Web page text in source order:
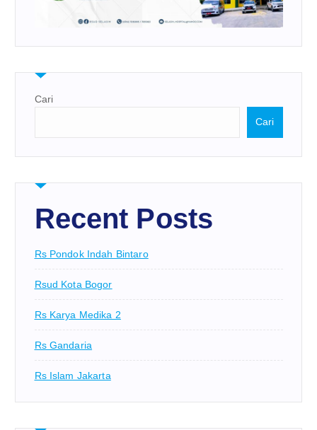
Cari
Cari
Recent Posts
Rs Pondok Indah Bintaro
Rsud Kota Bogor
Rs Karya Medika 2
Rs Gandaria
Rs Islam Jakarta